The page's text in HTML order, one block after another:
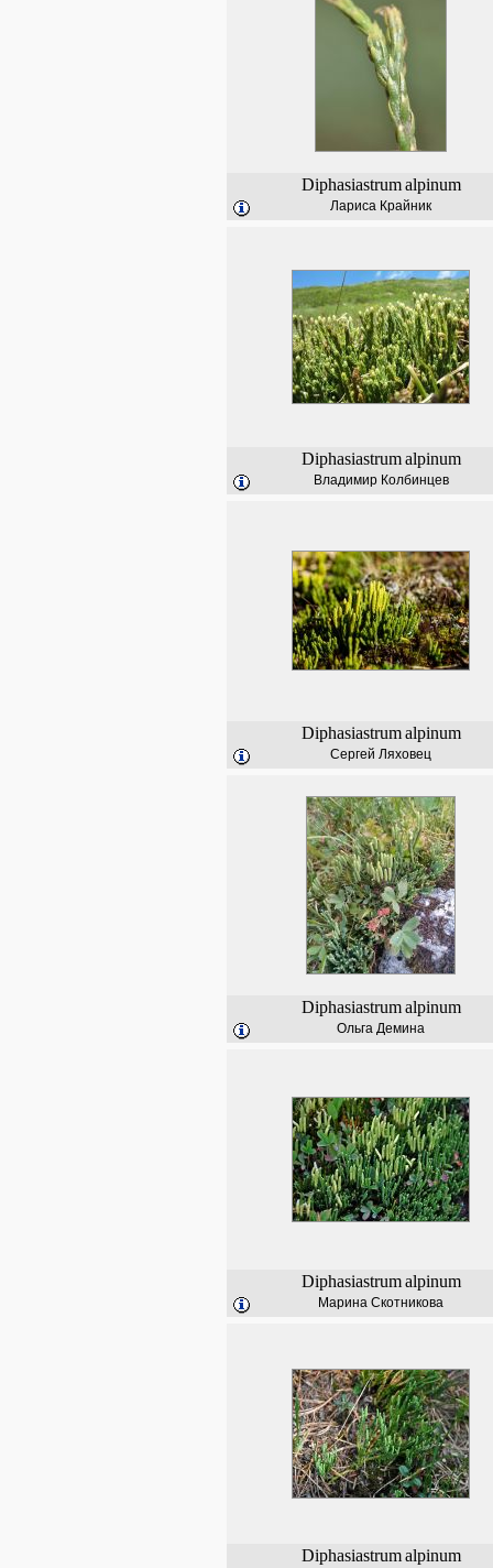
Diphasiastrum alpinum
Лариса Крайник
Diphasiastrum alpinum
Владимир Колбинцев
Diphasiastrum alpinum
Сергей Ляховец
Diphasiastrum alpinum
Ольга Демина
Diphasiastrum alpinum
Марина Скотникова
Diphasiastrum alpinum